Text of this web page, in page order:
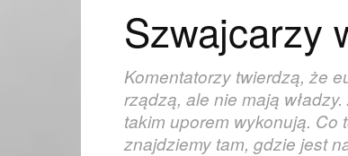
Szwajcarzy
Komentatorzy twierdzą, że
rządzą, ale nie mają
takim uporem wykonują. Co
znajdziemy tam, gdzie jest